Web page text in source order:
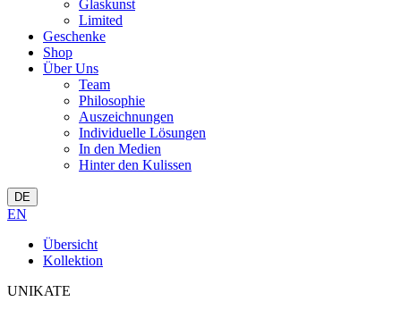
Glaskunst
Limited
Geschenke
Shop
Über Uns
Team
Philosophie
Auszeichnungen
Individuelle Lösungen
In den Medien
Hinter den Kulissen
DE
EN
Übersicht
Kollektion
UNIKATE